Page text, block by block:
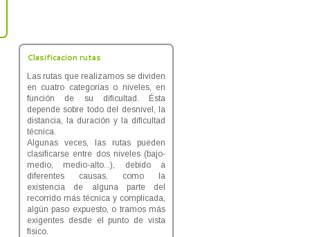
Clasificacion rutas
Las rutas que realizamos se dividen
en cuatro categorías o niveles, en
función de su dificultad. Ésta
depende sobre todo del desnivel, la
distancia, la duración y la dificultad
técnica.
Algunas veces, las rutas pueden
clasificarse entre dos niveles (bajo-
medio, medio-alto...), debido a
diferentes causas, como la
existencia de alguna parte del
recorrido más técnica y complicada,
algún paso expuesto, o tramos más
exigentes desde el punto de vista
físico.